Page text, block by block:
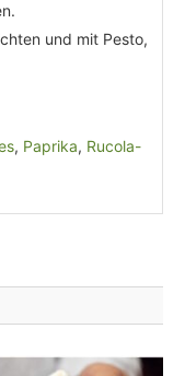
und mit Pesto,
, Paprika, Rucola-